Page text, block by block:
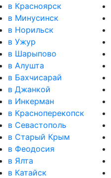
в Красноярск
в Минусинск
в Норильск
в Ужур
в Шарыпово
в Алушта
в Бахчисарай
в Джанкой
в Инкерман
в Красноперекопск
в Севастополь
в Старый Крым
в Феодосия
в Ялта
в Катайск